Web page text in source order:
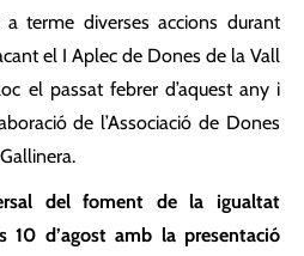
terme diverses accions durant
el I Aplec de Dones de la Vall
el passat febrer d’aquest any i
de l’Associació de Dones
del foment de la igualtat
10 d’agost amb la presentació